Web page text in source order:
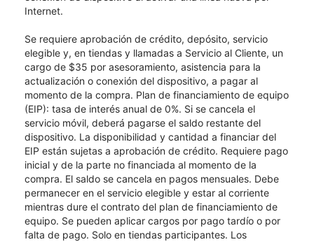
Internet.
Se requiere aprobación de crédito, depósito, servicio
elegible y, en tiendas y llamadas a Servicio al Cliente, un
cargo de $35 por asesoramiento, asistencia para la
actualización o conexión del dispositivo, a pagar al
momento de la compra. Plan de financiamiento de equipo
(EIP): tasa de interés anual de 0%. Si se cancela el
servicio móvil, deberá pagarse el saldo restante del
dispositivo. La disponibilidad y cantidad a financiar del
EIP están sujetas a aprobación de crédito. Requiere pago
inicial y de la parte no financiada al momento de la
compra. El saldo se cancela en pagos mensuales. Debe
permanecer en el servicio elegible y estar al corriente
mientras dure el contrato del plan de financiamiento de
equipo. Se pueden aplicar cargos por pago tardío o por
falta de pago. Solo en tiendas participantes. Los